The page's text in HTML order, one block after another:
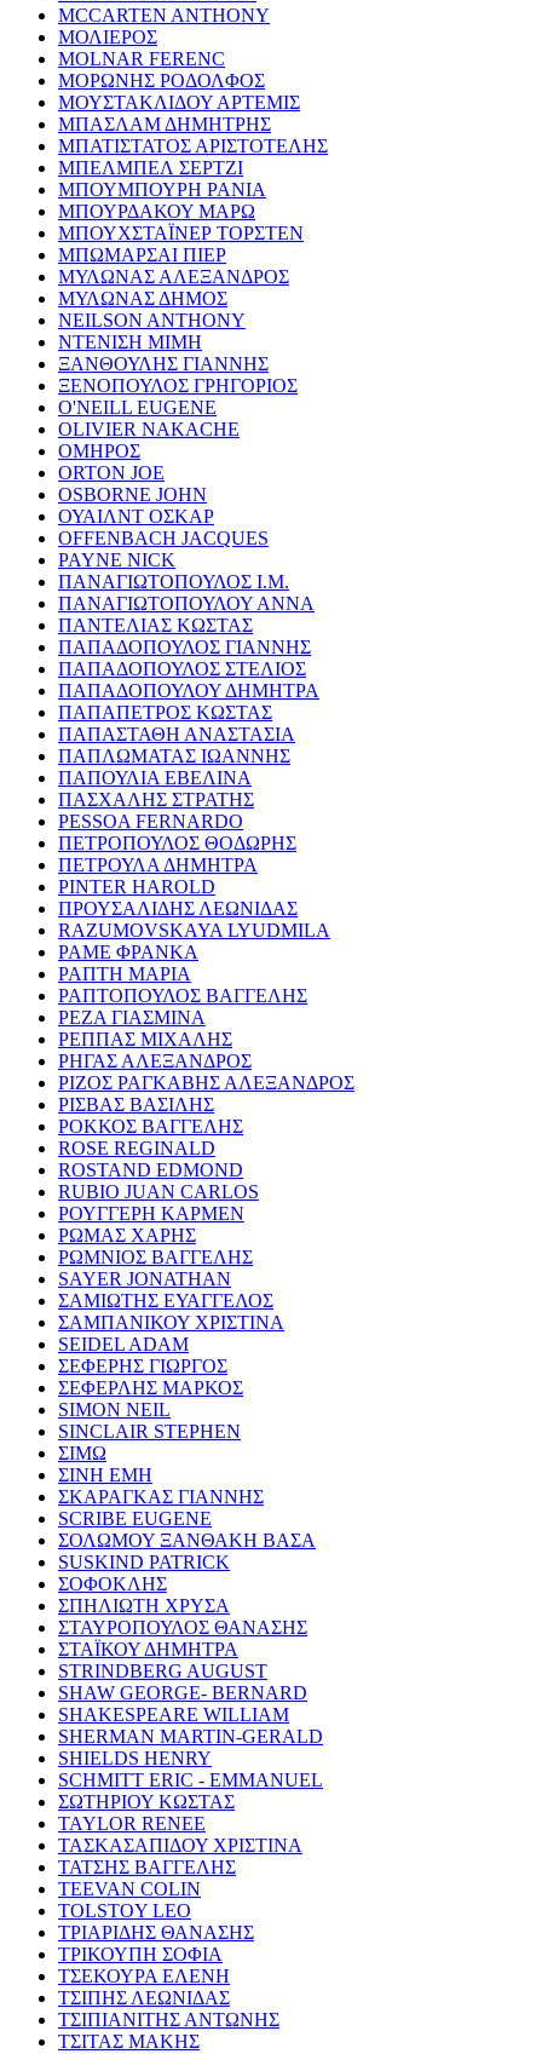
MCCARTEN ANTHONY
ΜΟΛΙΕΡΟΣ
MOLNAR FERENC
ΜΟΡΩΝΗΣ ΡΟΔΟΛΦΟΣ
ΜΟΥΣΤΑΚΛΙΔΟΥ ΑΡΤΕΜΙΣ
ΜΠΑΣΛΑΜ ΔΗΜΗΤΡΗΣ
ΜΠΑΤΙΣΤΑΤΟΣ ΑΡΙΣΤΟΤΕΛΗΣ
ΜΠΕΛΜΠΕΛ ΣΕΡΤΖΙ
ΜΠΟΥΜΠΟΥΡΗ ΡΑΝΙΑ
ΜΠΟΥΡΔΑΚΟΥ ΜΑΡΩ
ΜΠΟΥΧΣΤΑΪΝΕΡ ΤΟΡΣΤΕΝ
ΜΠΩΜΑΡΣΑΙ ΠΙΕΡ
ΜΥΛΩΝΑΣ ΑΛΕΞΑΝΔΡΟΣ
ΜΥΛΩΝΑΣ ΔΗΜΟΣ
NEILSON ANTHONY
ΝΤΕΝΙΣΗ ΜΙΜΗ
ΞΑΝΘΟΥΛΗΣ ΓΙΑΝΝΗΣ
ΞΕΝΟΠΟΥΛΟΣ ΓΡΗΓΟΡΙΟΣ
O'NEILL EUGENE
OLIVIER NAKACHE
ΟΜΗΡΟΣ
ORTON JOE
OSBORNE JOHN
ΟΥΑΙΛΝΤ ΟΣΚΑΡ
OFFENBACH JACQUES
PAYNE NICK
ΠΑΝΑΓΙΩΤΟΠΟΥΛΟΣ Ι.Μ.
ΠΑΝΑΓΙΩΤΟΠΟΥΛΟΥ ΑΝΝΑ
ΠΑΝΤΕΛΙΑΣ ΚΩΣΤΑΣ
ΠΑΠΑΔΟΠΟΥΛΟΣ ΓΙΑΝΝΗΣ
ΠΑΠΑΔΟΠΟΥΛΟΣ ΣΤΕΛΙΟΣ
ΠΑΠΑΔΟΠΟΥΛΟΥ ΔΗΜΗΤΡΑ
ΠΑΠΑΠΕΤΡΟΣ ΚΩΣΤΑΣ
ΠΑΠΑΣΤΑΘΗ ΑΝΑΣΤΑΣΙΑ
ΠΑΠΛΩΜΑΤΑΣ ΙΩΑΝΝΗΣ
ΠΑΠΟΥΛΙΑ ΕΒΕΛΙΝΑ
ΠΑΣΧΑΛΗΣ ΣΤΡΑΤΗΣ
PESSOA FERNARDO
ΠΕΤΡΟΠΟΥΛΟΣ ΘΟΔΩΡΗΣ
ΠΕΤΡΟΥΛΑ ΔΗΜΗΤΡΑ
PINTER HAROLD
ΠΡΟΥΣΑΛΙΔΗΣ ΛΕΩΝΙΔΑΣ
RAZUMOVSKAYA LYUDMILA
ΡΑΜΕ ΦΡΑΝΚΑ
ΡΑΠΤΗ ΜΑΡΙΑ
ΡΑΠΤΟΠΟΥΛΟΣ ΒΑΓΓΕΛΗΣ
ΡΕΖΑ ΓΙΑΣΜΙΝΑ
ΡΕΠΠΑΣ ΜΙΧΑΛΗΣ
ΡΗΓΑΣ ΑΛΕΞΑΝΔΡΟΣ
ΡΙΖΟΣ ΡΑΓΚΑΒΗΣ ΑΛΕΞΑΝΔΡΟΣ
ΡΙΣΒΑΣ ΒΑΣΙΛΗΣ
ΡΟΚΚΟΣ ΒΑΓΓΕΛΗΣ
ROSE REGINALD
ROSTAND EDMOND
RUBIO JUAN CARLOS
ΡΟΥΓΓΕΡΗ ΚΑΡΜΕΝ
ΡΩΜΑΣ ΧΑΡΗΣ
ΡΩΜΝΙΟΣ ΒΑΓΓΕΛΗΣ
SAYER JONATHAN
ΣΑΜΙΩΤΗΣ ΕΥΑΓΓΕΛΟΣ
ΣΑΜΠΑΝΙΚΟΥ ΧΡΙΣΤΙΝΑ
SEIDEL ADAM
ΣΕΦΕΡΗΣ ΓΙΩΡΓΟΣ
ΣΕΦΕΡΛΗΣ ΜΑΡΚΟΣ
SIMON NEIL
SINCLAIR STEPHEN
ΣΙΜΩ
ΣΙΝΗ ΕΜΗ
ΣΚΑΡΑΓΚΑΣ ΓΙΑΝΝΗΣ
SCRIBE EUGENE
ΣΟΛΩΜΟΥ ΞΑΝΘΑΚΗ ΒΑΣΑ
SUSKIND PATRICK
ΣΟΦΟΚΛΗΣ
ΣΠΗΛΙΩΤΗ ΧΡΥΣΑ
ΣΤΑΥΡΟΠΟΥΛΟΣ ΘΑΝΑΣΗΣ
ΣΤΑΪΚΟΥ ΔΗΜΗΤΡΑ
STRINDBERG AUGUST
SHAW GEORGE- BERNARD
SHAKESPEARE WILLIAM
SHERMAN MARTIN-GERALD
SHIELDS HENRY
SCHMITT ERIC - EMMANUEL
ΣΩΤΗΡΙΟΥ ΚΩΣΤΑΣ
TAYLOR RENEE
ΤΑΣΚΑΣΑΠΙΔΟΥ ΧΡΙΣΤΙΝΑ
ΤΑΤΣΗΣ ΒΑΓΓΕΛΗΣ
TEEVAN COLIN
TOLSTOY LEO
ΤΡΙΑΡΙΔΗΣ ΘΑΝΑΣΗΣ
ΤΡΙΚΟΥΠΗ ΣΟΦΙΑ
ΤΣΕΚΟΥΡΑ ΕΛΕΝΗ
ΤΣΙΠΗΣ ΛΕΩΝΙΔΑΣ
ΤΣΙΠΙΑΝΙΤΗΣ ΑΝΤΩΝΗΣ
ΤΣΙΤΑΣ ΜΑΚΗΣ